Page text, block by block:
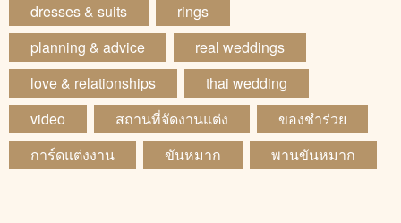
dresses & suits
rings
planning & advice
real weddings
love & relationships
thai wedding
video
สถานที่จัดงานแต่ง
ของชำร่วย
การ์ดแต่งงาน
ขันหมาก พานขันหมาก